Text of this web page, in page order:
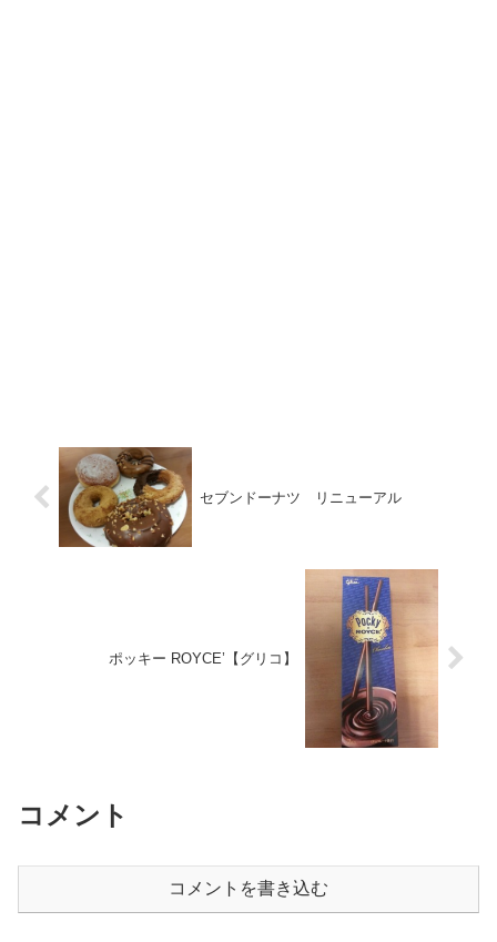
セブンドーナツ リニューアル
ポッキー ROYCE’【グリコ】
コメント
コメントを書き込む